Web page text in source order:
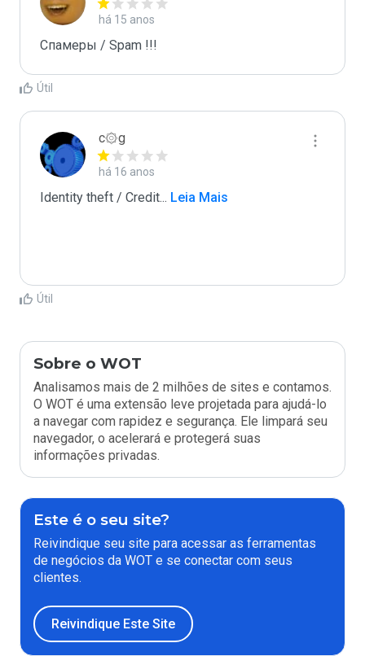
há 15 anos
Спамеры / Spam !!!
Útil
c۞g
há 16 anos
Identity theft / Credit... Leia Mais
Útil
Sobre o WOT
Analisamos mais de 2 milhões de sites e contamos.
O WOT é uma extensão leve projetada para ajudá-lo
a navegar com rapidez e segurança. Ele limpará seu
navegador, o acelerará e protegerá suas
informações privadas.
Este é o seu site?
Reivindique seu site para acessar as ferramentas
de negócios da WOT e se conectar com seus
clientes.
Reivindique Este Site